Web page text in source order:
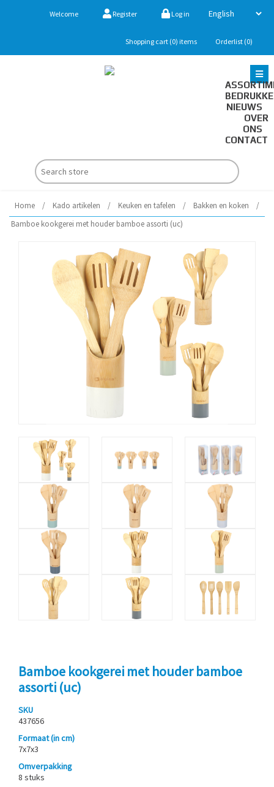
Welcome Register Log in
Shopping cart (0) items Orderlist (0)
NIEUWS
OVER
ONS
CONTACT
Home / Kado artikelen / Keuken en tafelen / Bakken en koken
/
Bamboe kookgerei met houder bamboe assorti (uc)
Bamboe kookgerei met houder bamboe
assorti (uc)
SKU
437656
Formaat (in cm)
7x7x3
Omverpakking
8 stuks